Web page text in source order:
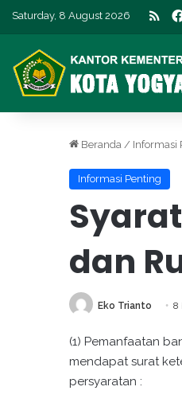
Saturday, 8 August 2026
Beranda / Informasi
Informasi Penting
dan
Eko Trianto 8
(1) Pemanfaatan
mendapat surat
persyaratan :